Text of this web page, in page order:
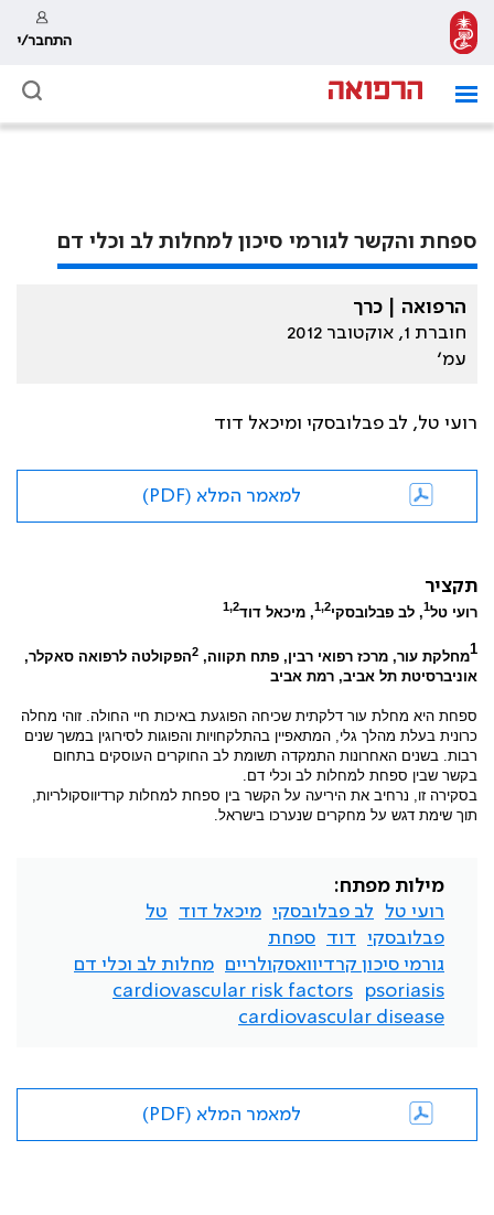
התחבר/י
ספחת והקשר לגורמי סיכון למחלות לב וכלי דם
הרפואה | כרך
חוברת 1, אוקטובר 2012
עמ׳
רועי טל, לב פבלובסקי ומיכאל דוד
למאמר המלא (PDF)
תקציר
רועי טל1, לב פבלובסקי1,2, מיכאל דוד1,2
1מחלקת עור, מרכז רפואי רבין, פתח תקווה, 2הפקולטה לרפואה סאקלר,
אוניברסיטת תל אביב, רמת אביב
ספחת היא מחלת עור דלקתית שכיחה הפוגעת באיכות חיי החולה. זוהי מחלה
כרונית בעלת מהלך גלי, המתאפיין בהתלקחויות והפוגות לסירוגין במשך שנים
רבות. בשנים האחרונות התמקדה תשומת לב החוקרים העוסקים בתחום
בקשר שבין ספחת למחלות לב וכלי דם.
בסקירה זו, נרחיב את היריעה על הקשר בין ספחת למחלות קרדיווסקולריות,
תוך שימת דגש על מחקרים שנערכו בישראל.
מילות מפתח:
רועי טל
לב פבלובסקי מיכאל דוד
טל
פבלובסקי
דוד
ספחת
גורמי סיכון קרדיוואסקולריים
מחלות לב וכלי דם
psoriasis
cardiovascular risk factors
cardiovascular disease
למאמר המלא (PDF)